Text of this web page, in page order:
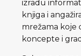
izradu
knjiga i
mrežama koje
koncepte i